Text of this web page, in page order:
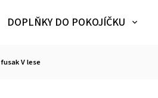
DOPLŇKY DO POKOJÍČKU
V lese